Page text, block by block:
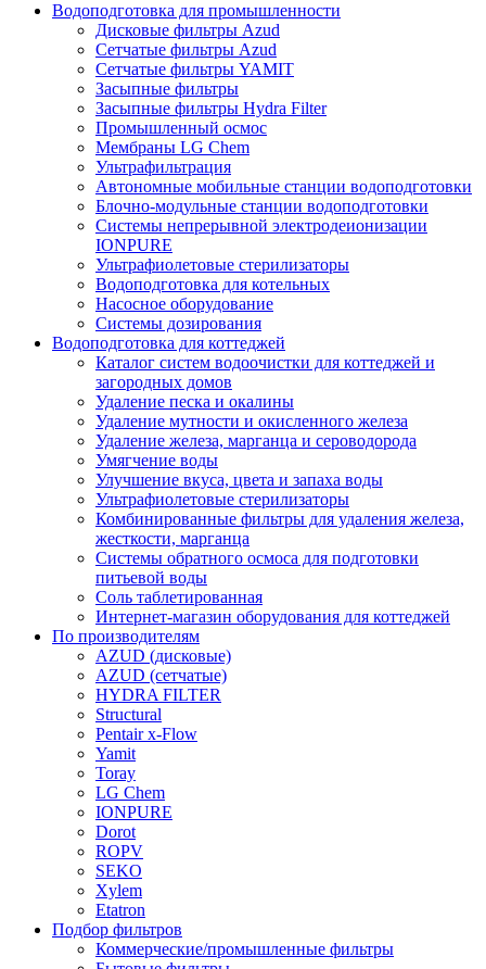
Водоподготовка для промышленности
Дисковые фильтры Azud
Сетчатые фильтры Azud
Сетчатые фильтры YAMIT
Засыпные фильтры
Засыпные фильтры Hydra Filter
Промышленный осмос
Мембраны LG Chem
Ультрафильтрация
Автономные мобильные станции водоподготовки
Блочно-модульные станции водоподготовки
Системы непрерывной электродеионизации
IONPURE
Ультрафиолетовые стерилизаторы
Водоподготовка для котельных
Насосное оборудование
Системы дозирования
Водоподготовка для коттеджей
Каталог систем водоочистки для коттеджей и
загородных домов
Удаление песка и окалины
Удаление мутности и окисленного железа
Удаление железа, марганца и сероводорода
Умягчение воды
Улучшение вкуса, цвета и запаха воды
Ультрафиолетовые стерилизаторы
Комбинированные фильтры для удаления железа,
жесткости, марганца
Системы обратного осмоса для подготовки
питьевой воды
Соль таблетированная
Интернет-магазин оборудования для коттеджей
По производителям
AZUD (дисковые)
AZUD (сетчатые)
HYDRA FILTER
Structural
Pentair x-Flow
Yamit
Toray
LG Chem
IONPURE
Dorot
ROPV
SEKO
Xylem
Etatron
Подбор фильтров
Коммерческие/промышленные фильтры